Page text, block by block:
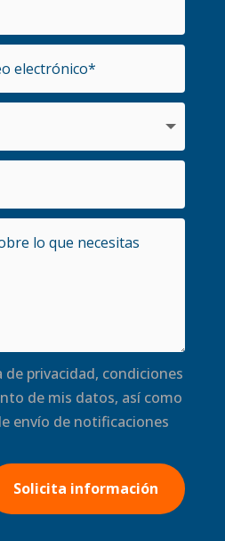
privacidad, condiciones
de mis datos, así como
envío de notificaciones
Solicita información